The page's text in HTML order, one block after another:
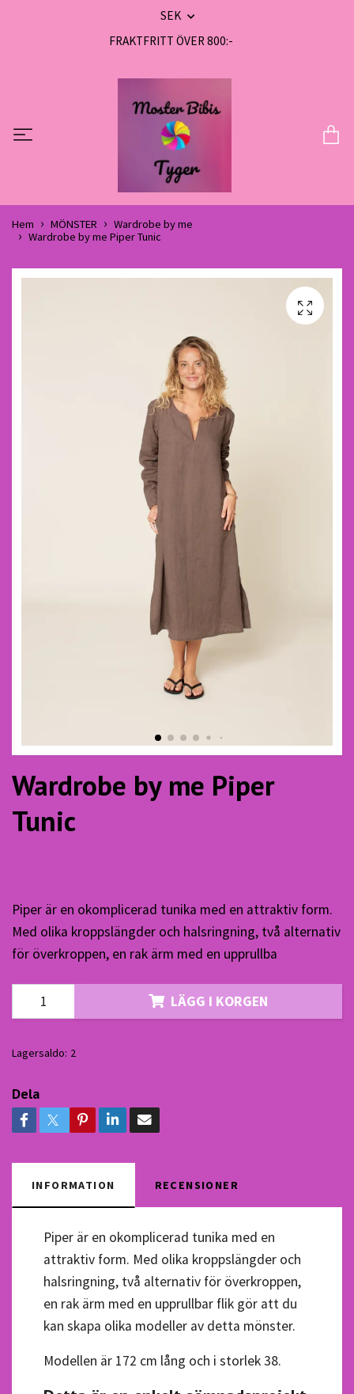
SEK
FRAKTFRITT ÖVER 800:-
Hem MÖNSTER
Wardrobe by me
Wardrobe by me Piper Tunic
Wardrobe by me Piper
Tunic
Piper är en okomplicerad tunika med en attraktiv form.
Med olika kroppslängder och halsringning, två alternativ
för överkroppen, en rak ärm med en upprullba
LÄGG I KORGEN
Lagersaldo: 2
Dela
INFORMATION RECENSIONER
Piper är en okomplicerad tunika med en
attraktiv form. Med olika kroppslängder och
halsringning, två alternativ för överkroppen,
en rak ärm med en upprullbar flik gör att du
kan skapa olika modeller av detta mönster.
Modellen är 172 cm lång och i storlek 38.